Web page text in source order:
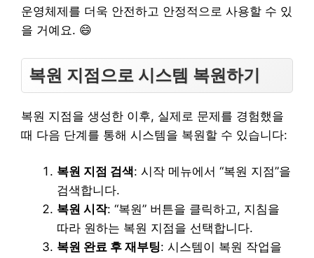
운영체제를 더욱 안전하고 안정적으로 사용할 수 있
을 거예요. 😄
복원 지점으로 시스템 복원하기
복원 지점을 생성한 이후, 실제로 문제를 경험했을
때 다음 단계를 통해 시스템을 복원할 수 있습니다:
복원 지점 검색: 시작 메뉴에서 “복원 지점”을
검색합니다.
복원 시작: “복원” 버튼을 클릭하고, 지침을
따라 원하는 복원 지점을 선택합니다.
복원 완료 후 재부팅: 시스템이 복원 작업을